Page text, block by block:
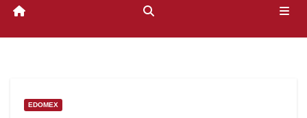
EDOMEX